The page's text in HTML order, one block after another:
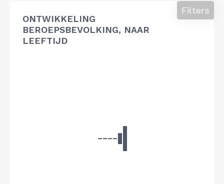
ONTWIKKELING
BEROEPSBEVOLKING, NAAR
LEEFTIJD
Filters